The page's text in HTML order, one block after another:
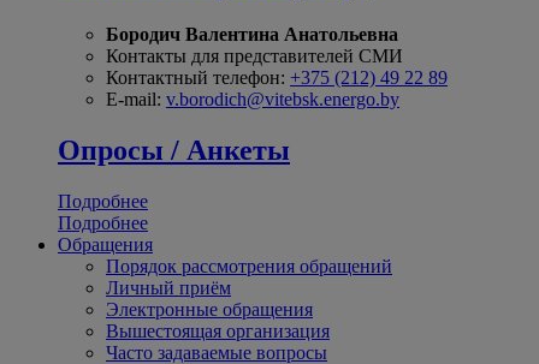
Бородич Валентина Анатольевна
Контакты для представителей СМИ
Контактный телефон: +375 (212) 49 22 89
E-mail: v.borodich@vitebsk.energo.by
Опросы / Анкеты
Подробнее
Подробнее
Обращения
Порядок рассмотрения обращений
Личный приём
Электронные обращения
Вышестоящая организация
Часто задаваемые вопросы